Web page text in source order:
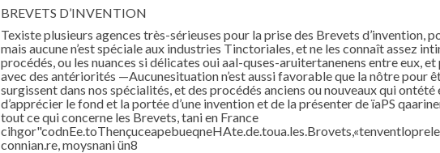
BREVETS D’INVENTION
Texiste plusieurs agences très-sérieuses pour la prise des Brevets d’invention,
mais aucune n’est spéciale aux industries Tinctoriales, et ne les connaît assez
procédés, ou les nuances si délicates oui aal-quses-aruitertanenens entre eux,
avec des antériorités —Aucunesituation n’est aussi favorable que la nôtre pour
surgissent dans nos spécialités, et des procédés anciens ou nouveaux qui
d’apprécier le fond et la portée d’une invention et de la présenter de ïaPS
tout ce qui concerne les Brevets, tani en France
connian.re, moysnani ün8